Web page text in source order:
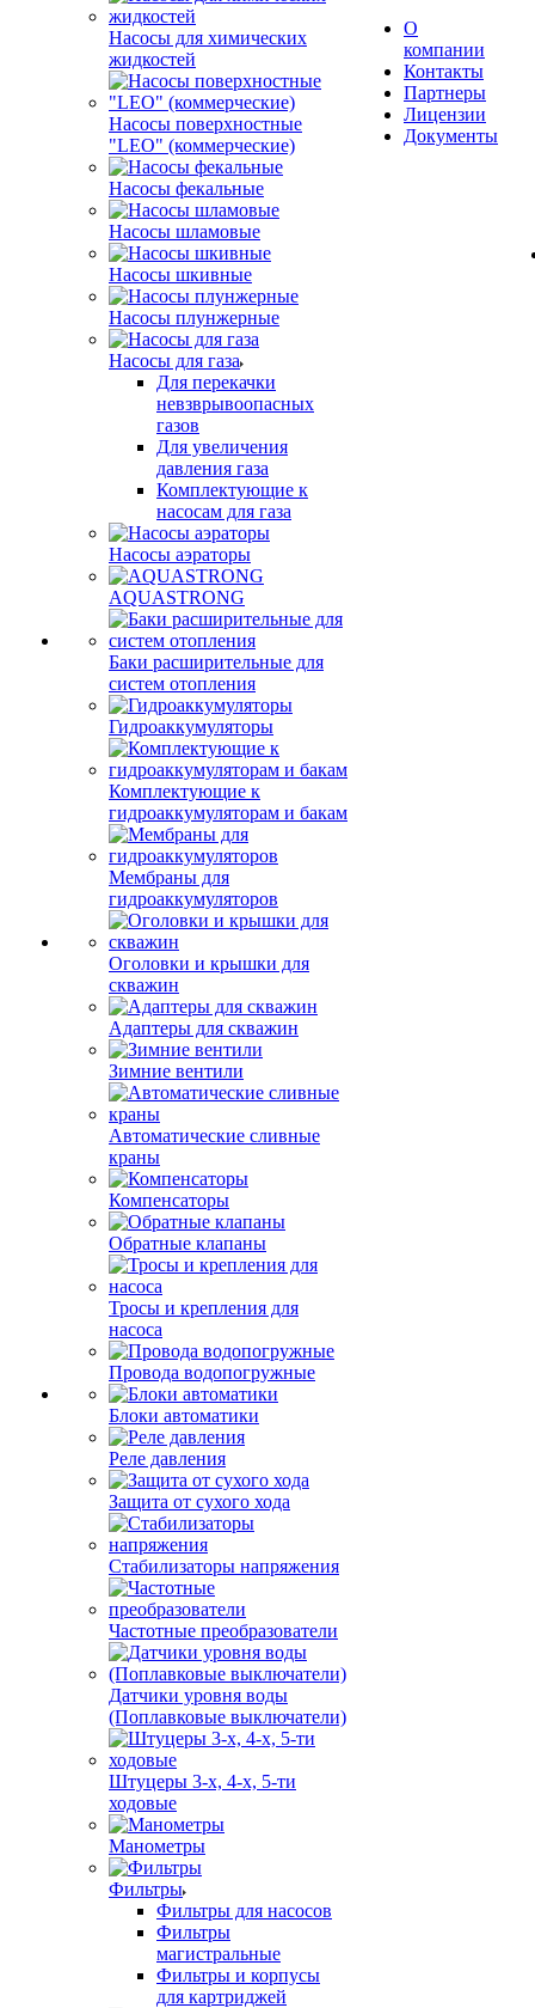
Насосы для химических
жидкостей
Насосы поверхностные
"LEO" (коммерческие)
Насосы фекальные
Насосы шламовые
Насосы шкивные
Насосы плунжерные
Насосы для газа
Для перекачки
невзврывоопасных
газов
Для увеличения
давления газа
Комплектующие к
насосам для газа
Насосы аэраторы
AQUASTRONG
Баки расширительные для
систем отопления
Гидроаккумуляторы
Комплектующие к
гидроаккумуляторам и бакам
Мембраны для
гидроаккумуляторов
Оголовки и крышки для
скважин
Адаптеры для скважин
Зимние вентили
Автоматические сливные
краны
Компенсаторы
Обратные клапаны
Тросы и крепления для
насоса
Провода водопогружные
Блоки автоматики
Реле давления
Защита от сухого хода
Стабилизаторы напряжения
Частотные преобразователи
Датчики уровня воды
(Поплавковые выключатели)
Штуцеры 3-х, 4-х, 5-ти
ходовые
Манометры
Фильтры
Фильтры для насосов
Фильтры
магистральные
Фильтры и корпусы
для картриджей
О
компании
Контакты
Партнеры
Лицензии
Документы